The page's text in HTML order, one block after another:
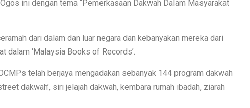
ini dengan tema “Pemerkasaan Dakwah Dalam Masyarakat
dari dalam dan luar negara dan kebanyakan mereka dari
dalam ‘Malaysia Books of Records’.
telah berjaya mengadakan sebanyak 144 program dakwah
dakwah’, siri jelajah dakwah, kembara rumah ibadah, ziarah